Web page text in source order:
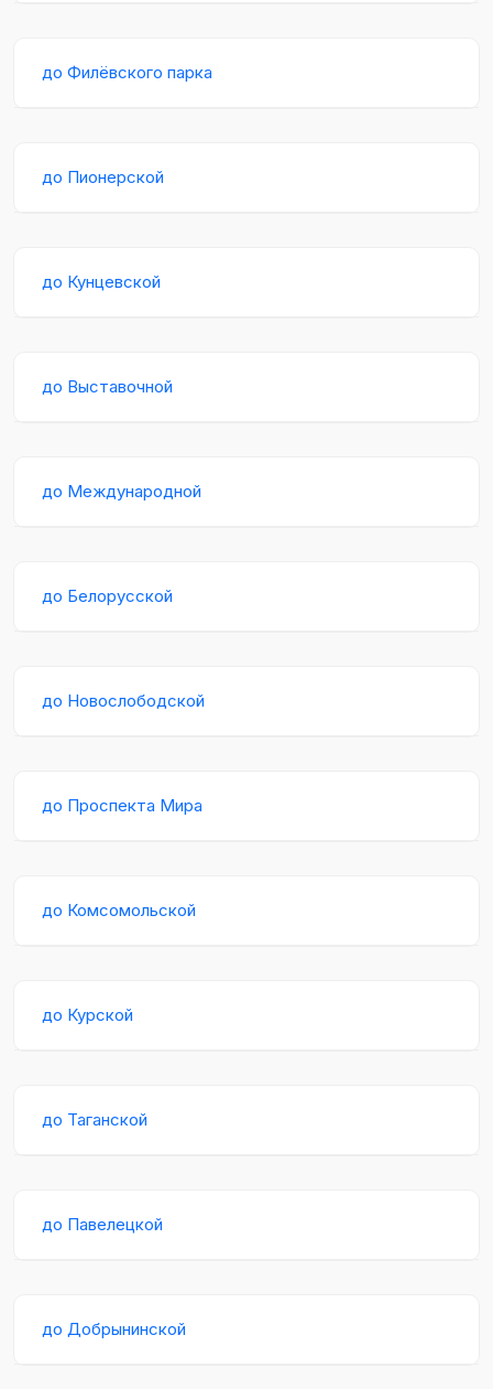
до Филёвского парка
до Пионерской
до Кунцевской
до Выставочной
до Международной
до Белорусской
до Новослободской
до Проспекта Мира
до Комсомольской
до Курской
до Таганской
до Павелецкой
до Добрынинской